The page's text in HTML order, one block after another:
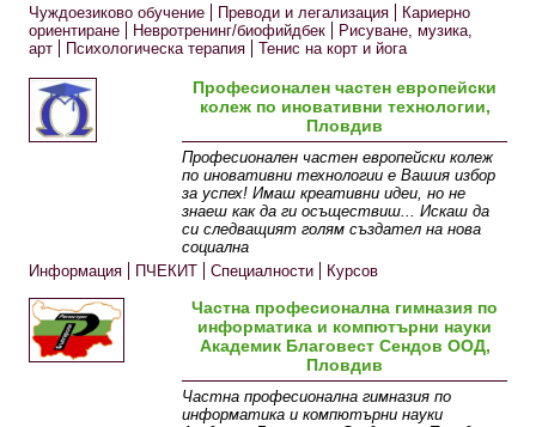
Чуждоезиково обучение
Преводи и легализация
Кариерно
ориентиране
Невротренинг/биофийдбек
Рисуване, музика,
арт
Психологическа терапия Тенис на корт и йога
Професионален частен европейски
колеж по иновативни технологии,
Пловдив
Професионален частен европейски колеж
по иновативни технологии е Вашия избор
за успех! Имаш креативни идеи, но не
знаеш как да ги осъществиш... Искаш да
си следващият голям създател на нова
социална
Информация
ПЧЕКИТ Специалности
Курсов
Частна професионална гимназия по
информатика и компютърни науки
Академик Благовест Сендов ООД,
Пловдив
Частна професионална гимназия по
информатика и компютърни науки